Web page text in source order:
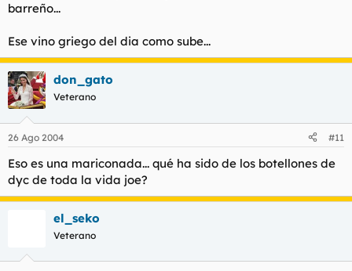
barreño...
Ese vino griego del dia como sube...
don_gato
Veterano
26 Ago 2004 #11
Eso es una mariconada... qué ha sido de los botellones de
dyc de toda la vida joe?
el_seko
Veterano